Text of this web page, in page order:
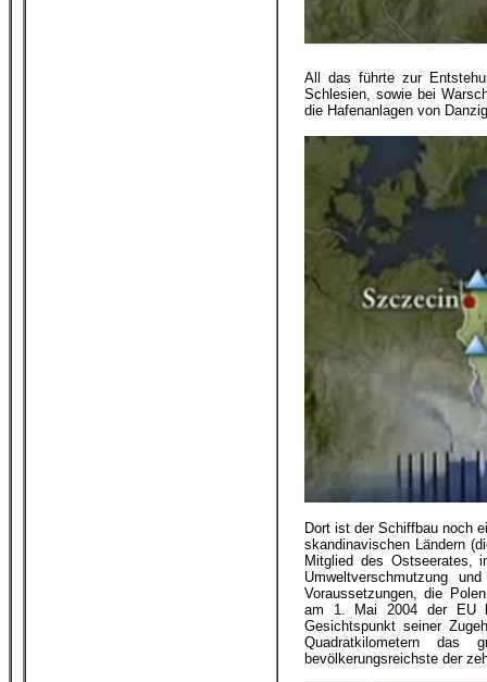
All das führte zur
Schlesien, sowie bei
die Hafenanlagen von
Dort ist der Schiffbau noch
skandinavischen Ländern
Mitglied des Ostseerates,
Umweltverschmutzung
Voraussetzungen, die
am 1. Mai 2004 der EU
Gesichtspunkt seiner
Quadratkilometern
bevölkerungsreichste der